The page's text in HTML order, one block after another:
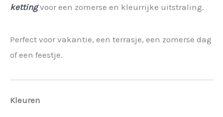
kettingvoor een zomerse en kleurrijke uitstraling.
Perfect voor vakantie, een terrasje, een zomerse dag
of een feestje.
Kleuren